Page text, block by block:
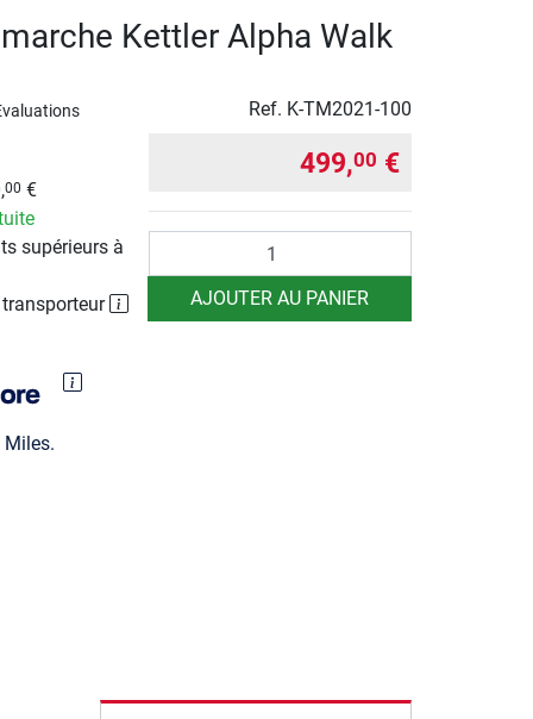
Kettler Alpha Walk
Ref. K-TM2021-100
00 €
supérieurs à
Miles.
499,00 €
AJOUTER AU PANIER